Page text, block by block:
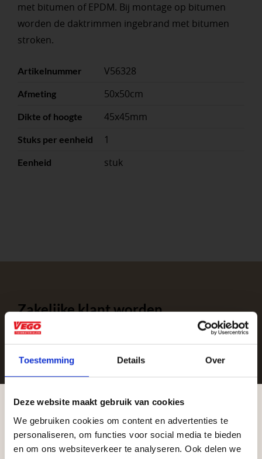
Toestemming Details Over
Deze website maakt gebruik van cookies
We gebruiken cookies om content en advertenties te
personaliseren, om functies voor social media te bieden
en om ons websiteverkeer te analyseren. Ook delen we
met bitumen of EPDM. Bij montage op bitumen
worden de daktrimmen ingebrand met bitumen
stroken.
Artikelnummer V56328
Afmeting 50x50cm
Dikte of hoogte 45x45mm
Stuks per eenheid 1
Eenheid stuk
Zakelijke klant worden
Vego Tuinmaterialen is de meest geschikte partner
voor zakelijke klanten op zoek naar tuin- en
infraproducten. Als professionele leverancier van
tuinmaterialen bieden wij een breed assortiment
zakelijke mogelijkheden
Aangepaste openingstijden tijdens de
vakantieperiode